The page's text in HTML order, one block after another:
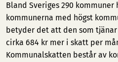
Bland Sveriges 290
kommunerna med högst
betyder det att den som
cirka 684 kr mer i skatt per
Kommunalskatten består av